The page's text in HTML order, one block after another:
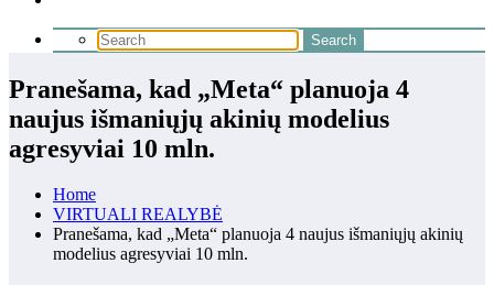
Pranešama, kad „Meta“ planuoja 4
naujus išmaniųjų akinių modelius
agresyviai 10 mln.
Home
VIRTUALI REALYBĖ
Pranešama, kad „Meta“ planuoja 4 naujus išmaniųjų akinių
modelius agresyviai 10 mln.